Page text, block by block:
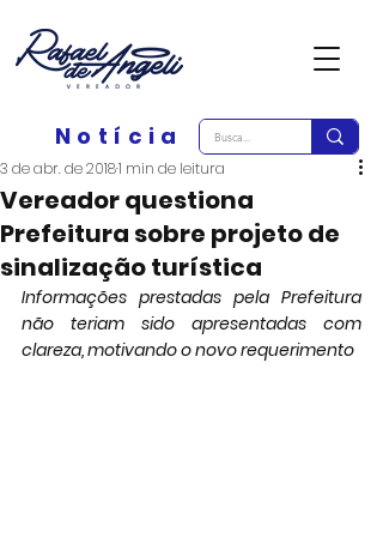
Notícia
Vereador questiona
Prefeitura sobre projeto de
sinalização turística
3 de abr. de 20181 min de leitura
Informações prestadas pela Prefeitura
não teriam sido apresentadas com
clareza, motivando o novo requerimento